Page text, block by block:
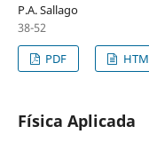
P.A. Sallago
38-52
PDF
Física Aplicada